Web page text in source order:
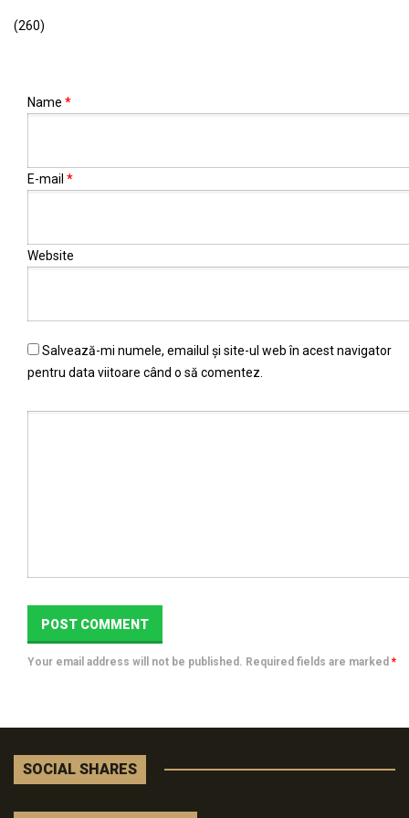
(260)
Name *
E-mail *
Website
Salvează-mi numele, emailul și site-ul web în acest navigator
pentru data viitoare când o să comentez.
Your email address will not be published. Required fields are marked *
SOCIAL SHARES